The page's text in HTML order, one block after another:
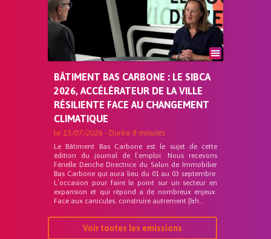
BÂTIMENT BAS CARBONE : LE SIBCA
2026, ACCÉLÉRATEUR DE LA VILLE
RÉSILIENTE FACE AU CHANGEMENT
CLIMATIQUE
le 15/07/2026 - Durée 8 minutes
Le Bâtiment Bas Carbone est le sujet de cette
édition du journal de l’emploi. Nous recevons
Férielle Deriche Directrice du Salon de Immobilier
Bas Carbone qui aura lieu du 01 au 03 septembre.
L’occasion pour faire le point sur un secteur en
expansion et qui répond a de nombreux enjeux.
Face aux canicules, construire autrement [&h...
Voir toutes les emissions